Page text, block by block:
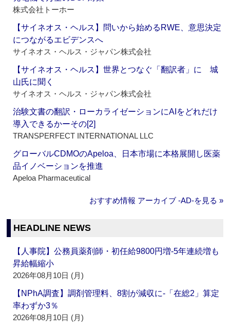
株式会社トーホー
【サイネオス・ヘルス】問いから始めるRWE、意思決定
につながるエビデンスへ
サイネオス・ヘルス・ジャパン株式会社
【サイネオス・ヘルス】世界とつなぐ「翻訳者」に 城
山氏に聞く
サイネオス・ヘルス・ジャパン株式会社
治験文書の翻訳・ローカライゼーションにAIをどれだけ
導入できるかーその[2]
TRANSPERFECT INTERNATIONAL LLC
グローバルCDMOのApeloa、日本市場に本格展開し医薬
品イノベーションを推進
Apeloa Pharmaceutical
おすすめ情報 アーカイブ ‐AD‐を見る »
HEADLINE NEWS
【人事院】公務員薬剤師・初任給9800円増‐5年連続増も
昇給幅縮小
2026年08月10日 (月)
【NPhA調査】調剤管理料、8割が減収に‐「在総2」算定
率わずか3％
2026年08月10日 (月)